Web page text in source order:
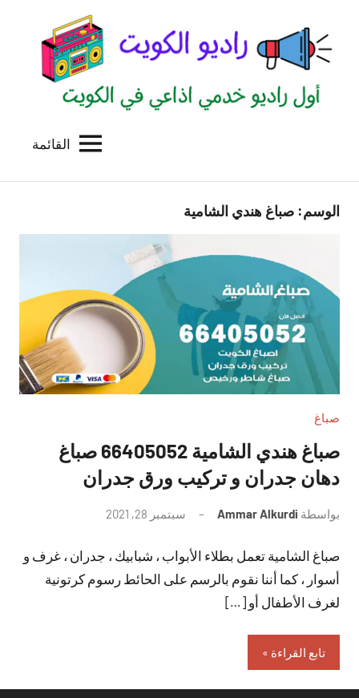
المحتوى
الكويت
للاعلانات
القائمة
الوسم: صباغ هندي الشامية
صباغ
صباغ هندي الشامية 66405052 صباغ
دهان جدران و تركيب ورق جدران
بواسطة Ammar Alkurdi سبتمبر 28, 2021
تعليقات
صباغ الشامية تعمل بطلاء الأبواب ، شبابيك ، جدران ، غرف و
أسوار ، كما أننا نقوم بالرسم على الحائط رسوم كرتونية
لغرف الأطفال أو […]
تابع القراءة